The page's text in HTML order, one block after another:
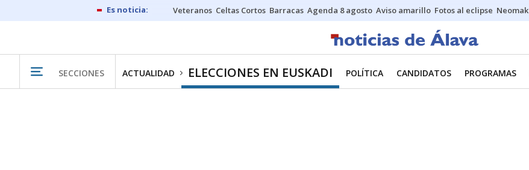
Veteranos Celtas Cortos Barracas Agenda 8 agosto Aviso amarillo Fotos al eclipse Neomak
SECCIONES ACTUALIDAD ELECCIONES EN EUSKADI POLÍTICA CANDIDATOS PROGRAMAS